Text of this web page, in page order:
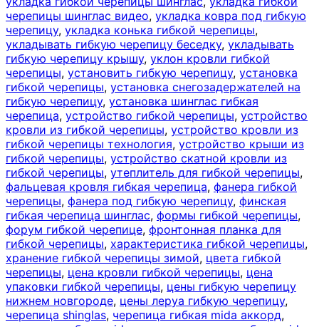
черепицы шинглас видео, укладка ковра под гибкую
черепицу, укладка конька гибкой черепицы,
укладывать гибкую черепицу беседку, укладывать
гибкую черепицу крышу, уклон кровли гибкой
черепицы, установить гибкую черепицу, установка
гибкой черепицы, установка снегозадержателей на
гибкую черепицу, установка шинглас гибкая
черепица, устройство гибкой черепицы, устройство
кровли из гибкой черепицы, устройство кровли из
гибкой черепицы технология, устройство крыши из
гибкой черепицы, устройство скатной кровли из
гибкой черепицы, утеплитель для гибкой черепицы,
фальцевая кровля гибкая черепица, фанера гибкой
черепицы, фанера под гибкую черепицу, финская
гибкая черепица шинглас, формы гибкой черепицы,
форум гибкой черепице, фронтонная планка для
гибкой черепицы, характеристика гибкой черепицы,
хранение гибкой черепицы зимой, цвета гибкой
черепицы, цена кровли гибкой черепицы, цена
упаковки гибкой черепицы, цены гибкую черепицу
нижнем новгороде, цены леруа гибкую черепицу,
черепица shinglas, черепица гибкая mida аккорд,